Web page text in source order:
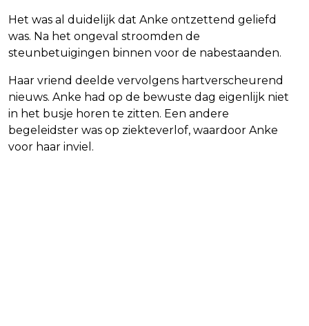
Het was al duidelijk dat Anke ontzettend geliefd
was. Na het ongeval stroomden de
steunbetuigingen binnen voor de nabestaanden.
Haar vriend deelde vervolgens hartverscheurend
nieuws. Anke had op de bewuste dag eigenlijk niet
in het busje horen te zitten. Een andere
begeleidster was op ziekteverlof, waardoor Anke
voor haar inviel.